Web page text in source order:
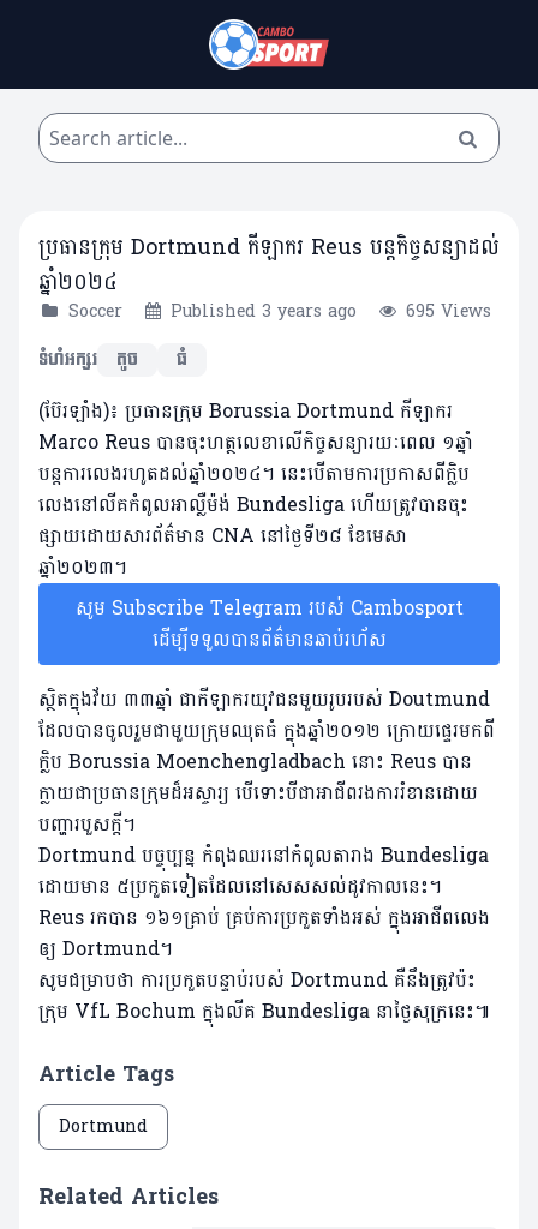
ប្រធានក្រុម Dortmund កីឡាករ Reus បន្តកិច្ចសន្យាដល់
ឆ្នាំ២០២៤
Soccer Published 3 years ago
695 Views
ទំហំអក្សរ
តូច ធំ
(ប៊ែរឡាំង)៖ ប្រធានក្រុម Borussia Dortmund កីឡាករ
Marco Reus បានចុះហត្ថលេខាលើកិច្ចសន្យារយៈពេល ១ឆ្នាំ
បន្តការលេងរហូតដល់ឆ្នាំ២០២៤។ នេះបើតាមការប្រកាសពីក្លិប
លេងនៅលីគកំពូលអាល្លឺម៉ង់ Bundesliga ហើយត្រូវបានចុះ
ផ្សាយដោយសារព័ត៌មាន CNA នៅថ្ងៃទី២៨ ខែមេសា
ឆ្នាំ២០២៣។
សូម Subscribe Telegram របស់ Cambosport
ដើម្បីទទួលបានព័ត៌មានឆាប់រហ័ស
ស្ថិតក្នុងវ័យ ៣៣ឆ្នាំ ជាកីឡាករយុវជនមួយរូបរបស់ Doutmund
ដែលបានចូលរួមជាមួយក្រុមឈុតធំ ក្នុងឆ្នាំ២០១២ ក្រោយផ្ទេរមកពី
ក្លិប Borussia Moenchengladbach នោះ Reus បាន
ក្លាយជាប្រធានក្រុមដ៏អស្ចារ្យ បើទោះបីជាអាជីពរងការរំខានដោយ
បញ្ហារបួសក្តី។
Dortmund បច្ចុប្បន្ន កំពុងឈរនៅកំពូលតារាង Bundesliga
ដោយមាន ៥ប្រកួតទៀតដែលនៅសេសសល់ដូវកាលនេះ។
Reus រកបាន ១៦១គ្រាប់ គ្រប់ការប្រកួតទាំងអស់ ក្នុងអាជីពលេង
ឲ្យ Dortmund។
សូមជម្រាបថា ការប្រកួតបន្ទាប់របស់ Dortmund គឺនឹងត្រូវប៉ះ
ក្រុម VfL Bochum ក្នុងលីគ Bundesliga នាថ្ងៃសុក្រនេះ៕
Article Tags
Dortmund
Related Articles